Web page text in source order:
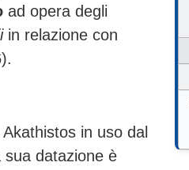
ad opera degli
in relazione con
in uso dal
datazione è